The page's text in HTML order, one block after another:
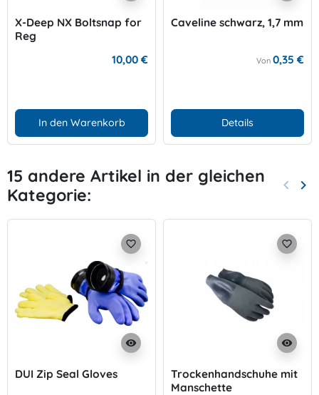
X-Deep NX Boltsnap for
Reg
10,00 €
In den Warenkorb
Caveline schwarz, 1,7 mm
Von 0,35 €
Details
15 andere Artikel in der gleichen
Kategorie:
Zurück
keyboard_arrow_left keyboard_arrow_right
visibility
favorite_border
DUI Zip Seal Gloves
visibility
favorite_border
Trockenhandschuhe mit
Manschette